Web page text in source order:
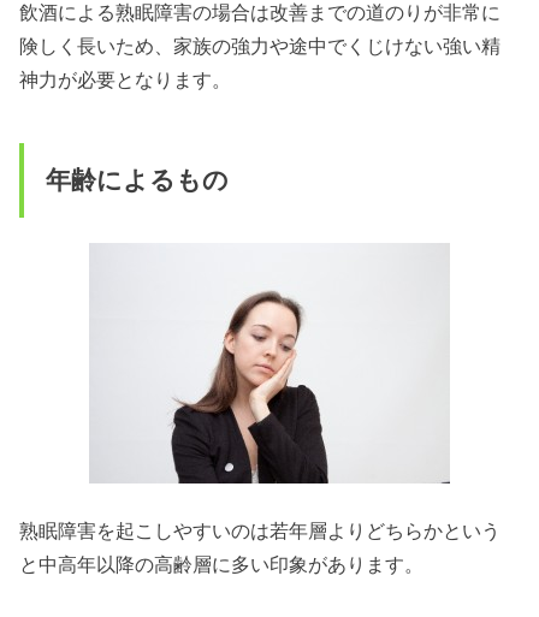
飲酒による熟眠障害の場合は改善までの道のりが非常に
険しく長いため、家族の強力や途中でくじけない強い精
神力が必要となります。
年齢によるもの
熟眠障害を起こしやすいのは若年層よりどちらかという
と中高年以降の高齢層に多い印象があります。